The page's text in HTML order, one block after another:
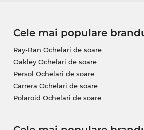
Cele mai populare
Ray-Ban Ochelari de soare
Oakley Ochelari de soare
Persol Ochelari de soare
Carrera Ochelari de soare
Polaroid Ochelari de soare